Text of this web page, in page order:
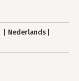
Nederlands